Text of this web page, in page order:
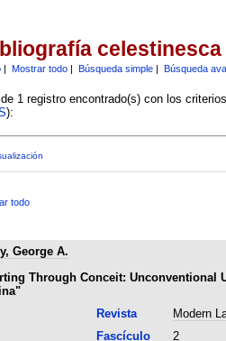
celestinesca
| Mostrar todo| Búsqueda simple| Búsqueda
1 registro encontrado(s) con los
):
todo
George A.
Through Conceit: Unconventional
Revista
Modern
Fascículo
2